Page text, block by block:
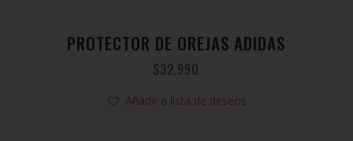
PROTECTOR DE OREJAS ADIDAS
$32.990
Añadir a lista de deseos